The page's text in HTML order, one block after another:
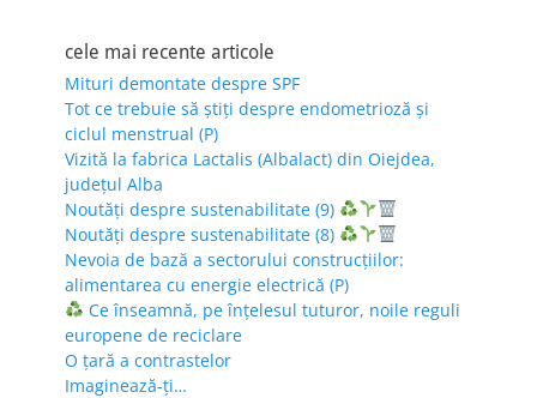
cele mai recente articole
Mituri demontate despre SPF
Tot ce trebuie să știți despre endometrioză și
ciclul menstrual (P)
Vizită la fabrica Lactalis (Albalact) din Oiejdea,
județul Alba
Noutăți despre sustenabilitate (9)
Noutăți despre sustenabilitate (8)
Nevoia de bază a sectorului construcțiilor:
alimentarea cu energie electrică (P)
Ce înseamnă, pe înțelesul tuturor, noile reguli
europene de reciclare
O țară a contrastelor
Imaginează-ți…